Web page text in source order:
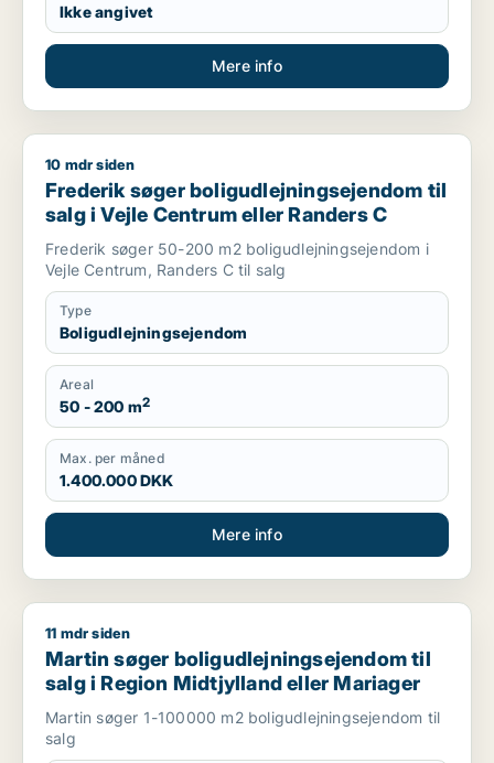
Ikke angivet
Mere info
Frederik søger boligudlejningsejendom til salg i Vejle
10 mdr siden
Frederik søger boligudlejningsejendom til
salg i Vejle Centrum eller Randers C
Frederik søger 50-200 m2 boligudlejningsejendom i
Vejle Centrum, Randers C til salg
Type
Boligudlejningsejendom
Areal
50 - 200 m2
Max. per måned
1.400.000 DKK
Mere info
Martin søger boligudlejningsejendom til salg i Region
11 mdr siden
Martin søger boligudlejningsejendom til
salg i Region Midtjylland eller Mariager
Martin søger 1-100000 m2 boligudlejningsejendom til
salg